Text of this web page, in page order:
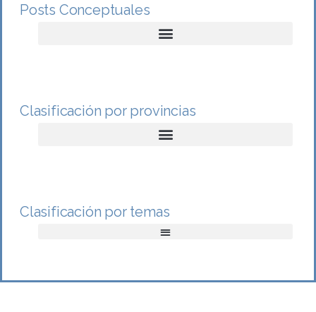
Posts Conceptuales
Clasificación por provincias
Clasificación por temas